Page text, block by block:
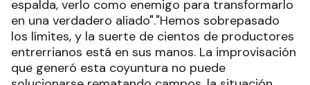
espalda, verlo como enemigo para transformarlo
en una verdadero aliado"."Hemos sobrepasado
los límites, y la suerte de cientos de productores
entrerrianos está en sus manos. La improvisación
que generó esta coyuntura no puede